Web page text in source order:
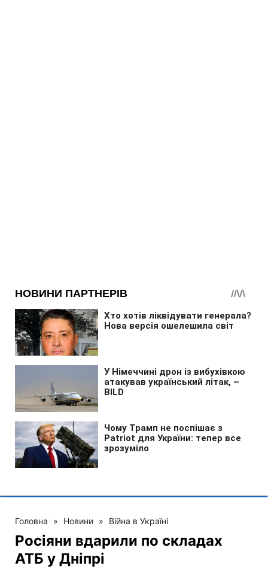
Головна » Новини » Війна в Україні
Росіяни вдарили по складах
АТБ у Дніпрі